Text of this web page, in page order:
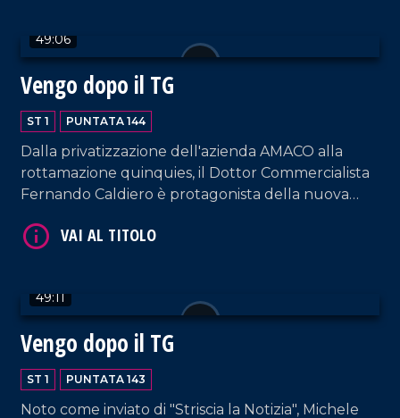
49:06
Vengo dopo il TG
ST 1 PUNTATA 144
Dalla privatizzazione dell'azienda AMACO alla
rottamazione quinquies, il Dottor Commercialista
Fernando Caldiero è protagonista della nuova
49:11
Vengo dopo il TG
ST 1 PUNTATA 143
Noto come inviato di "Striscia la Notizia", Michele
VAI AL TITOLO
VAI AL TITOLO